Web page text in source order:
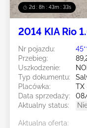
2d : 8h : 43m : 30s
2014 KIA Rio
Nr pojazdu:
Przebieg:
Uszkodzenie:
Typ dokumentu:
Placówka:
TX
Data sprzedaży:
Aktualny status:
Aktualna oferta: